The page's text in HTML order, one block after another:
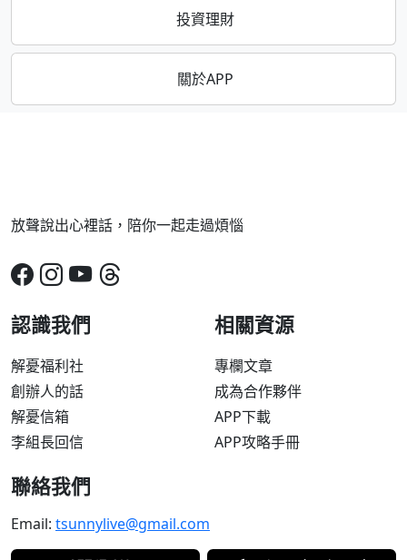
投資理財
關於APP
放聲說出心裡話，陪你一起走過煩惱
認識我們
解憂福利社
創辦人的話
解憂信箱
李組長回信
相關資源
專欄文章
成為合作夥伴
APP下載
APP攻略手冊
聯絡我們
Email: tsunnylive@gmail.com